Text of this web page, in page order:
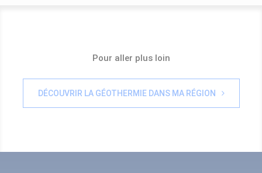
Pour aller plus loin
DÉCOUVRIR LA GÉOTHERMIE DANS MA RÉGION